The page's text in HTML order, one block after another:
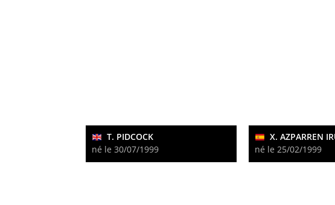
T. PIDCOCK
né le 30/07/1999
X. AZPARREN
né le 25/02/1999